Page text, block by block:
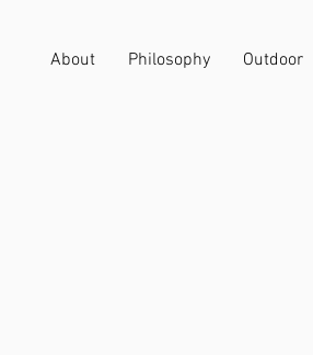
About Philosophy Outdoor